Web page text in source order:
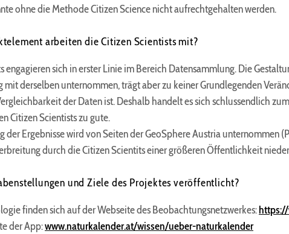
ohne die Methode Citizen Science nicht aufrechtgehalten werden.
arbeiten die Citizen Scientists mit?
engagieren sich in erster Linie im Bereich Datensammlung. Die
mit derselben unternommen, trägt aber zu keiner Grundlegenden
der Daten ist. Deshalb handelt es sich schlussendlich
Citizen Scientists zu gute.
der Ergebnisse wird von Seiten der GeoSphere Austria unternommen
durch die Citizen Scientits einer größeren Öffentlichkeit
und Ziele des Projektes veröffentlicht?
finden sich auf der Webseite des Beobachtungsnetzwerkes:
der App:www.naturkalender.at/wissen/ueber-naturkalender